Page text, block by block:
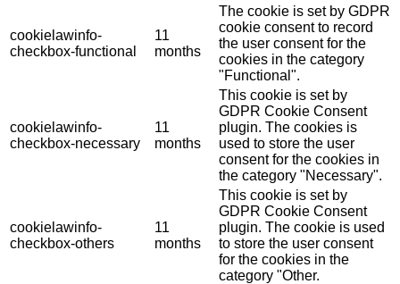
cookielawinfo-
checkbox-functional
11
months
The cookie is set by GDPR
cookie consent to record
the user consent for the
cookies in the category
"Functional".
cookielawinfo-
checkbox-necessary
11
months
This cookie is set by
GDPR Cookie Consent
plugin. The cookies is
used to store the user
consent for the cookies in
the category "Necessary".
cookielawinfo-
checkbox-others
11
months
This cookie is set by
GDPR Cookie Consent
plugin. The cookie is used
to store the user consent
for the cookies in the
category "Other.